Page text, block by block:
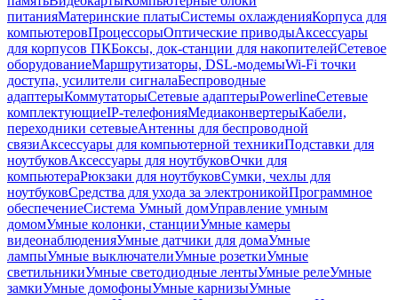
питанияМатеринские платыСистемы охлажденияКорпуса для
компьютеровПроцессорыОптические приводыАксессуары
для корпусов ПКБоксы, док-станции для накопителейСетевое
оборудованиеМаршрутизаторы, DSL-модемыWi-Fi точки
доступа, усилители сигналаБеспроводные
адаптерыКоммутаторыСетевые адаптерыPowerlineСетевые
комплектующиеIP-телефонияМедиаконвертерыКабели,
переходники сетевыеАнтенны для беспроводной
связиАксессуары для компьютерной техникиПодставки для
ноутбуковАксессуары для ноутбуковОчки для
компьютераРюкзаки для ноутбуковСумки, чехлы для
ноутбуковСредства для ухода за электроникойПрограммное
обеспечениеСистема Умный домУправление умным
домомУмные колонки, станцииУмные камеры
видеонаблюденияУмные датчики для домаУмные
лампыУмные выключателиУмные розеткиУмные
светильникиУмные светодиодные лентыУмные релеУмные
замкиУмные домофоныУмные карнизыУмные